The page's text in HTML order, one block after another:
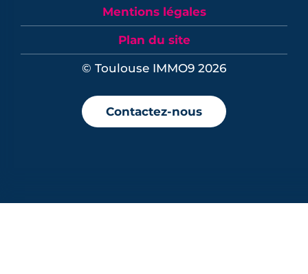
Mentions légales
Plan du site
© Toulouse IMMO9 2026
Contactez-nous